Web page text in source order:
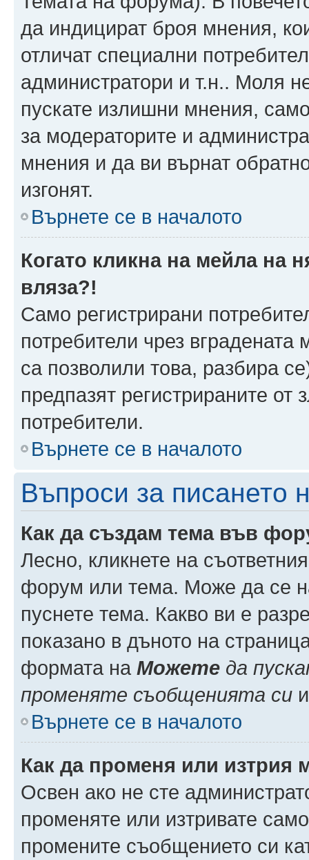
да индицират броя мнения,
отличат специални
администратори и т.н.. Моля
пускате излишни мнения,
за модераторите и
мнения и да ви върнат
изгонят.
Върнете се в началото
Когато кликна на мейла на
вляза?!
Само регистрирани
потребители чрез
са позволили това, разбира
предпазят регистрираните от
потребители.
Върнете се в началото
Въпроси за писането
Как да създам тема във
Лесно, кликнете на
форум или тема. Може да се
пуснете тема. Какво ви е
показано в дъното на
формата на Можете да
променяте съобщенията си
Върнете се в началото
Как да променя или изтрия
Освен ако не сте
променяте или изтривате
промените съобщението си